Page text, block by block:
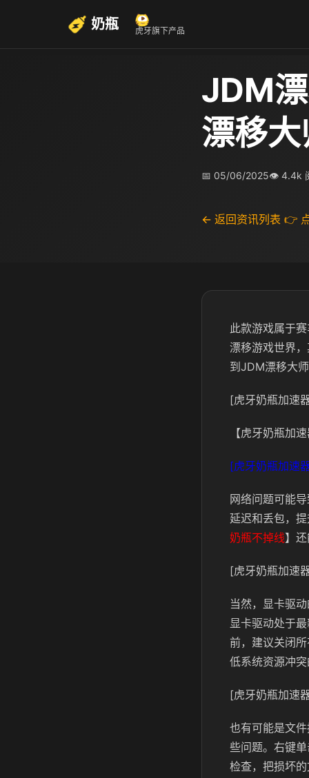
奶瓶 虎牙旗下产品
JDM
漂移
📅 05/06/2025👁 4.4k
← 返回资讯列表 👉
此款游戏属于
漂移游戏世界
到JDM漂移大
[虎牙奶瓶加速
【虎牙奶瓶加
[虎牙奶瓶加速
网络问题可能
延迟和丢包，
奶瓶不掉线】
[虎牙奶瓶加速
当然，显卡驱
显卡驱动处于
前，建议关闭
低系统资源冲
[虎牙奶瓶加速
也有可能是文
些问题。右键
检查，把损坏